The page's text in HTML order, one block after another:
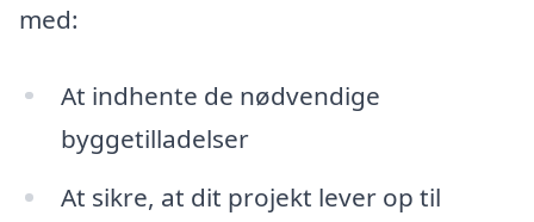
med:
At indhente de nødvendige
byggetilladelser
At sikre, at dit projekt lever op til